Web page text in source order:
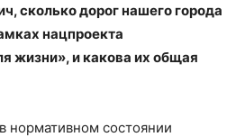
сколько дорог нашего города
нацпроекта
жизни», и какова их общая
состоянии